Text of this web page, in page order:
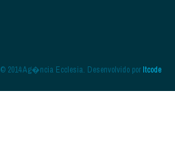
© 2014 Ag�ncia Ecclesia. Desenvolvido porItcode